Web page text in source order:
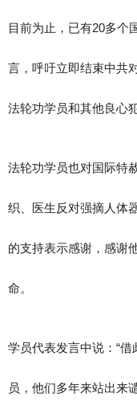
目前为止，已有20多个
言，呼吁立即结束中共
法轮功学员和其他良心
法轮功学员也对国际特
织、医生反对强摘人体
的支持表示感谢，感谢
命。
学员代表发言中说：“
员，他们多年来站出来